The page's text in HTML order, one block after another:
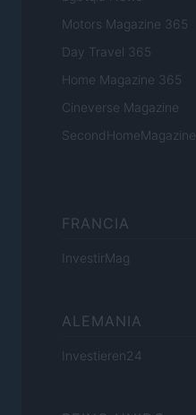
Motors Magazine 365
Day Travel 365
Home Magazine 365
Cineverse Magazine
SecondHomeMagazine
FRANCIA
InvestirMag
ALEMANIA
Investieren24